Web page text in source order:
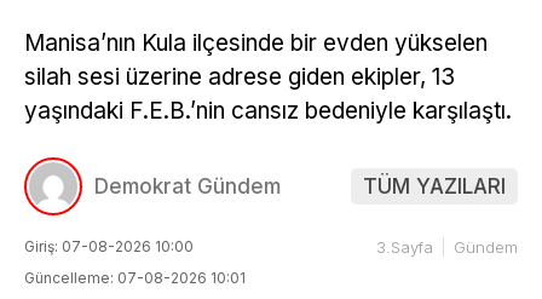
Manisa’nın Kula ilçesinde bir evden yükselen
silah sesi üzerine adrese giden ekipler, 13
yaşındaki F.E.B.’nin cansız bedeniyle karşılaştı.
Demokrat Gündem TÜM YAZILARI
Giriş: 07-08-2026 10:00
Güncelleme: 07-08-2026 10:01
3.Sayfa Gündem